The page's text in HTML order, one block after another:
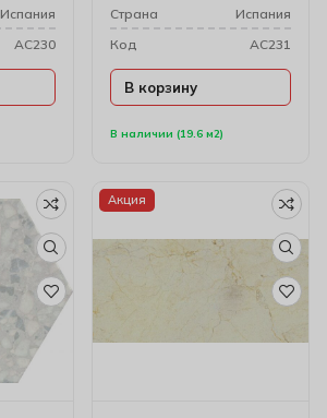
Испания
AC230
В наличии (19.6 м2)
Cтрана
Испания
Код
AC231
В корзину
Акция